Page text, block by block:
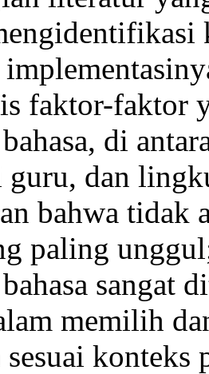
faktor-faktor
di
guru, dan
bahwa tidak
paling
sangat
memilih
konteks